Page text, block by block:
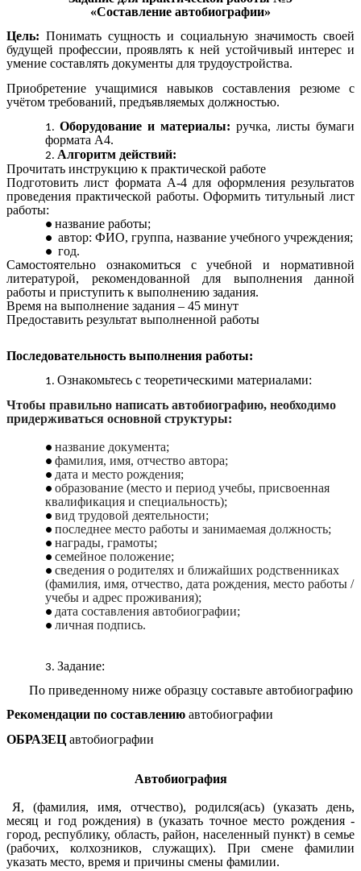
«Составление автобиографии»
Цель: Понимать сущность и социальную значимость своей
будущей профессии, проявлять к ней устойчивый интерес и
умение составлять документы для трудоустройства.
Приобретение учащимися навыков составления резюме с
учётом требований, предъявляемых должностью.
Оборудование и материалы: ручка, листы бумаги
формата А4.
Алгоритм действий:
Прочитать инструкцию к практической работе
Подготовить лист формата А-4 для оформления результатов
проведения практической работы. Оформить титульный лист
работы:
название работы;
автор: ФИО, группа, название учебного учреждения;
год.
Самостоятельно ознакомиться с учебной и нормативной
литературой, рекомендованной для выполнения данной
работы и приступить к выполнению задания.
Время на выполнение задания – 45 минут
Предоставить результат выполненной работы
Последовательность выполнения работы:
Ознакомьтесь с теоретическими материалами:
Чтобы правильно написать автобиографию, необходимо
придерживаться основной структуры:
название документа;
фамилия, имя, отчество автора;
дата и место рождения;
образование (место и период учебы, присвоенная
квалификация и специальность);
вид трудовой деятельности;
последнее место работы и занимаемая должность;
награды, грамоты;
семейное положение;
сведения о родителях и ближайших родственниках
(фамилия, имя, отчество, дата рождения, место работы /
учебы и адрес проживания);
дата составления автобиографии;
личная подпись.
Задание:
По приведенному ниже образцу составьте автобиографию
Рекомендации по составлению автобиографии
ОБРАЗЕЦ автобиографии
Автобиография
Я, (фамилия, имя, отчество), родился(ась) (указать день,
месяц и год рождения) в (указать точное место рождения -
город, республику, область, район, населенный пункт) в семье
(рабочих, колхозников, служащих). При смене фамилии
указать место, время и причины смены фамилии.